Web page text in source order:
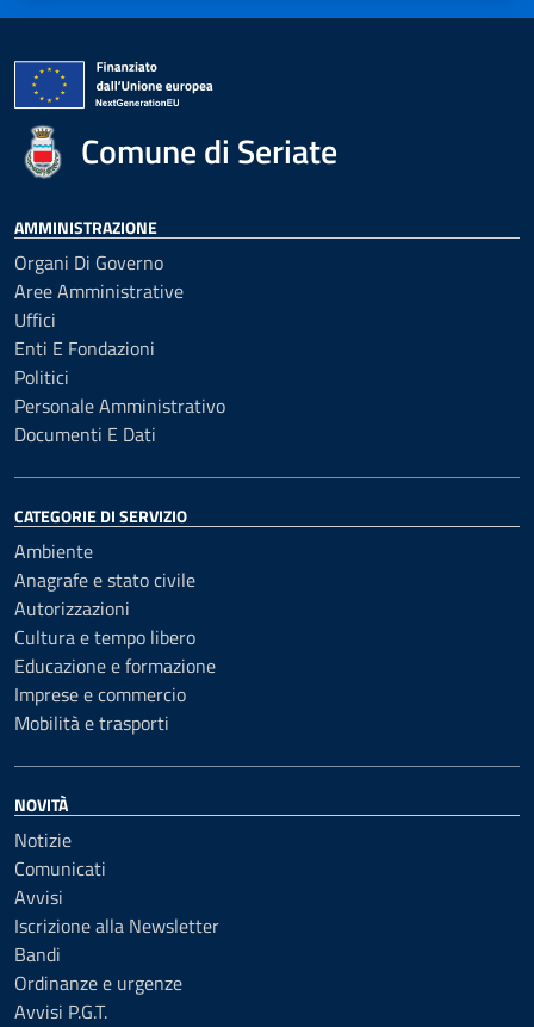
Comune di Seriate
AMMINISTRAZIONE
Organi Di Governo
Aree Amministrative
Uffici
Enti E Fondazioni
Politici
Personale Amministrativo
Documenti E Dati
CATEGORIE DI SERVIZIO
Ambiente
Anagrafe e stato civile
Autorizzazioni
Cultura e tempo libero
Educazione e formazione
Imprese e commercio
Mobilità e trasporti
NOVITÀ
Notizie
Comunicati
Avvisi
Iscrizione alla Newsletter
Bandi
Ordinanze e urgenze
Avvisi P.G.T.